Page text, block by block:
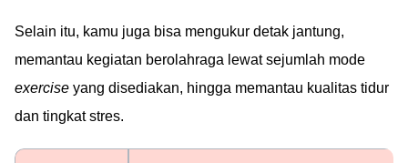
Selain itu, kamu juga bisa mengukur detak jantung,
memantau kegiatan berolahraga lewat sejumlah mode
exercise yang disediakan, hingga memantau kualitas tidur
dan tingkat stres.